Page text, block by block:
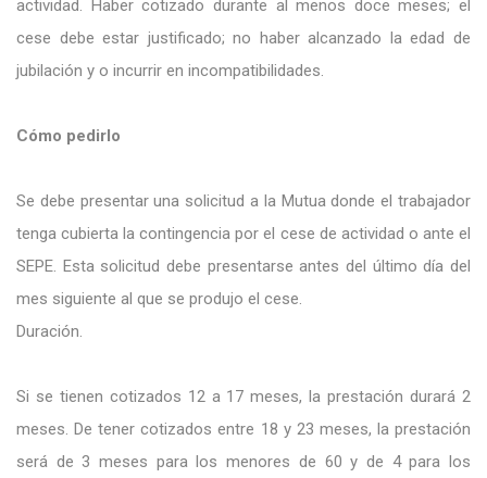
actividad. Haber cotizado durante al menos doce meses; el
cese debe estar justificado; no haber alcanzado la edad de
jubilación y o incurrir en incompatibilidades.
Cómo pedirlo
Se debe presentar una solicitud a la Mutua donde el trabajador
tenga cubierta la contingencia por el cese de actividad o ante el
SEPE. Esta solicitud debe presentarse antes del último día del
mes siguiente al que se produjo el cese.
Duración.
Si se tienen cotizados 12 a 17 meses, la prestación durará 2
meses. De tener cotizados entre 18 y 23 meses, la prestación
será de 3 meses para los menores de 60 y de 4 para los